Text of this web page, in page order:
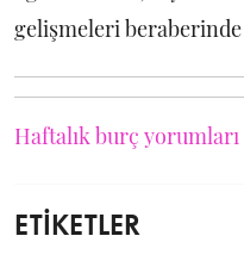
gelişmeleri
Haftalık burç yorumları
ETİKETLER